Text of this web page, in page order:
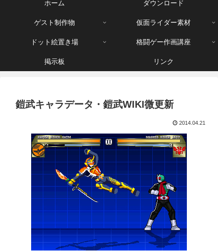
ホーム ダウンロード
ゲスト制作物 仮面ライダー素材
ドット絵置き場 格闘ゲー作画講座
掲示板 リンク
鎧武キャラデータ・鎧武WIKI微更新
2014.04.21